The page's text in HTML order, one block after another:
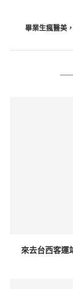
畢業生瘋醫美
來去台西客